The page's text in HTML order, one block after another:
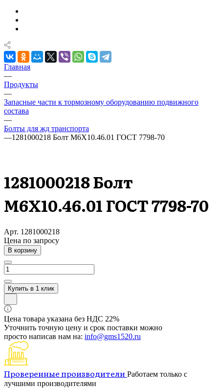
Главная
—
Продукты
—
Запасные части к тормозному оборудованию подвижного
состава
—
Болты для жд транспорта
—1281000218 Болт М6Х10.46.01 ГОСТ 7798-70
1281000218 Болт
М6Х10.46.01 ГОСТ 7798-70
Арт. 1281000218
Цена по запросу
В корзину
Купить в 1 клик
Цена товара указана без НДС 22%
Уточнить точную цену и срок поставки можно
просто написав нам на: info@gms1520.ru
Проверенные производители Работаем только с
лучшими производителями